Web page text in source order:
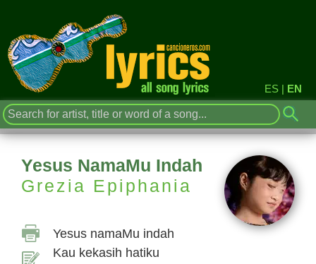
ES | EN
Yesus NamaMu Indah
Grezia Epiphania
Yesus namaMu indah
Kau kekasih hatiku